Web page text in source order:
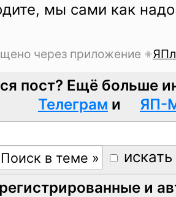
мы сами как
через приложение
пост? Ещё больше
Телеграм и ЯП-
и